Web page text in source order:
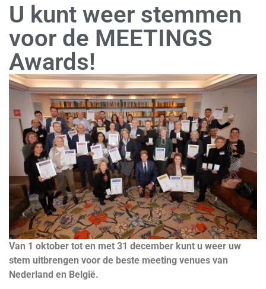
U kunt weer stemmen
voor de MEETINGS
Awards!
Van 1 oktober tot en met 31 december kunt u weer uw
stem uitbrengen voor de beste meeting venues van
Nederland en België.